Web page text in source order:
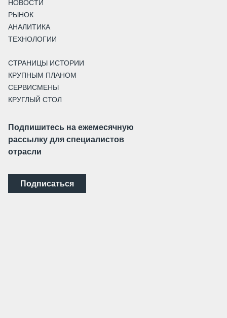
НОВОСТИ
РЫНОК
АНАЛИТИКА
ТЕХНОЛОГИИ
СТРАНИЦЫ ИСТОРИИ
КРУПНЫМ ПЛАНОМ
СЕРВИСМЕНЫ
КРУГЛЫЙ СТОЛ
Подпишитесь на ежемесячную
рассылку для специалистов
отрасли
Подписаться